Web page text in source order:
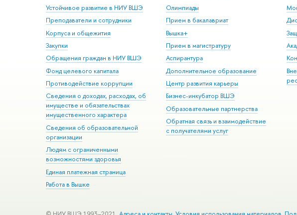
Устойчивое развитие в НИУ ВШЭ
Преподаватели и сотрудники
Корпуса и общежития
Закупки
Обращения граждан в НИУ ВШЭ
Фонд целевого капитала
Противодействие коррупции
Сведения о доходах, расходах, об
имуществе и обязательствах
имущественного характера
Сведения об образовательной
организации
Людям с ограниченными
возможностями здоровья
Единая платежная страница
Работа в Вышке
Олимпиады
Прием в бакалавриат
Вышка+
Прием в магистратуру
Аспирантура
Дополнительное образование
Центр развития карьеры
Бизнес-инкубатор ВШЭ
Образовательные партнерства
Обратная связь и взаимодействие
с получателями услуг